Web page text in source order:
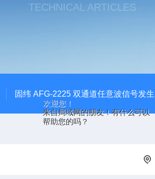
欢迎您！
来自局域网的朋友！有什么可以
帮助您的吗？
TECHNICAL ARTICLES
固纬 AFG-2225 双通道任意波信号发